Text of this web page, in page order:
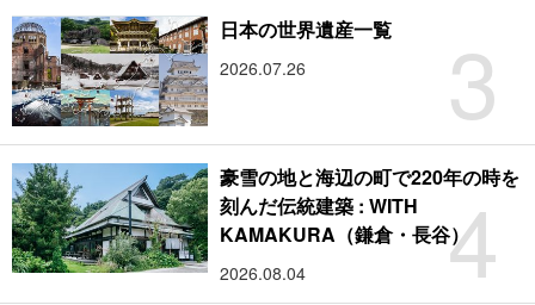
3
日本の世界遺産一覧
2026.07.26
4
豪雪の地と海辺の町で220年の時を
刻んだ伝統建築 : WITH
KAMAKURA（鎌倉・長谷）
2026.08.04